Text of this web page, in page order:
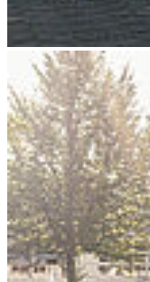
Zurück
18.
Praktikanten-
HOST
Mittwoch, 07. Mai 2025
Campus || Transfer und
13:00 - 17:00 Uhr